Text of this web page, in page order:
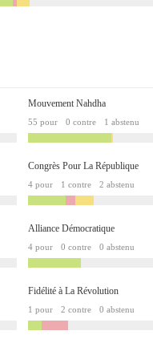
Mouvement Nahdha
55 pour 0 contre 1 abstenu
Congrès Pour La République
4 pour 1 contre 2 abstenu
Alliance Démocratique
4 pour 0 contre 0 abstenu
Fidélité à La Révolution
1 pour 2 contre 0 abstenu